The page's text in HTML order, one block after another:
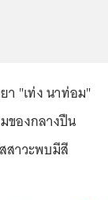
"เท่ง นาท่อม"
ของกลางปืน
สาวะพบมีสี